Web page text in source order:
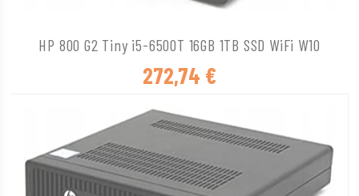
HP 800 G2 Tiny i5-6500T 16GB 1TB SSD WiFi W10
272,74 €